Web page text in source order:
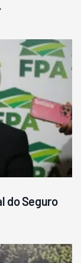
do Seguro